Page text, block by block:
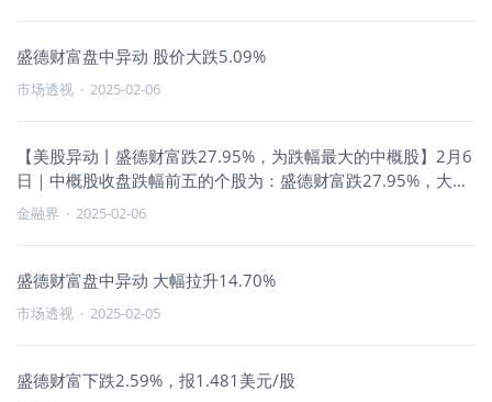
盛德财富盘中异动 股价大跌5.09%
市场透视 · 2025-02-06
【美股异动丨盛德财富跌27.95%，为跌幅最大的中概股】2月6
日｜中概股收盘跌幅前五的个股为：盛德财富跌27.95%，大自
然药业跌23.86%，长安能源跌16.26%，星图国际跌14.58%，
金融界 · 2025-02-06
盛德财富盘中异动 大幅拉升14.70%
市场透视 · 2025-02-05
盛德财富下跌2.59%，报1.481美元/股